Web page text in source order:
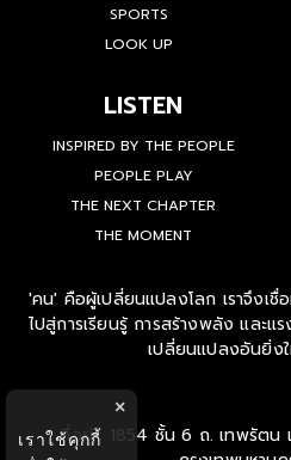
SPORTS
LOOK UP
LISTEN
INSPIRED BY THE PEOPLE
PEOPLE PLAY
THE NEXT CHAPTER
THE MOMENT
'คน' คือผู้เปลี่ยนแปลงโลก เราจึงเชื่
ไปสู่การเรียนรู้ การสร้างพลัง และแ
เปลี่ยนแปลงอันยิ่ง
ที่อยู่ : 1854 ชั้น 6 ถ. เทพรัตน
×
เราใช้คุกกี้